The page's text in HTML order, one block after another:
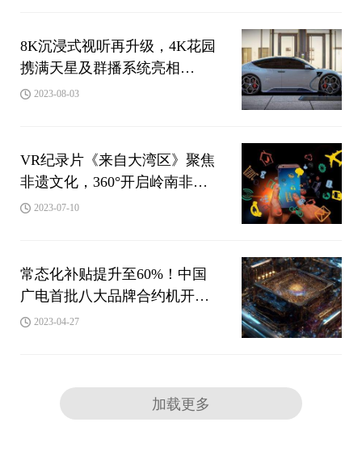
8K沉浸式视听再升级，4K花园
携满天星及群播系统亮相
CIAC2023
2023-08-03
VR纪录片《来自大湾区》聚焦
非遗文化，360°开启岭南非遗
时光之旅
2023-07-10
常态化补贴提升至60%！中国
广电首批八大品牌合约机开
售！2023-04-27
加载更多